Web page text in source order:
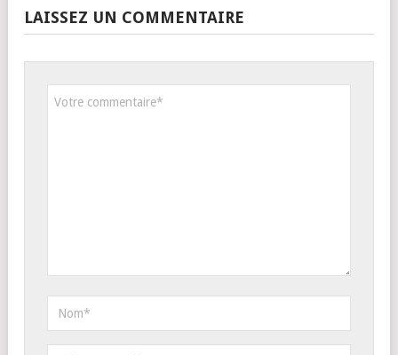
LAISSEZ UN COMMENTAIRE